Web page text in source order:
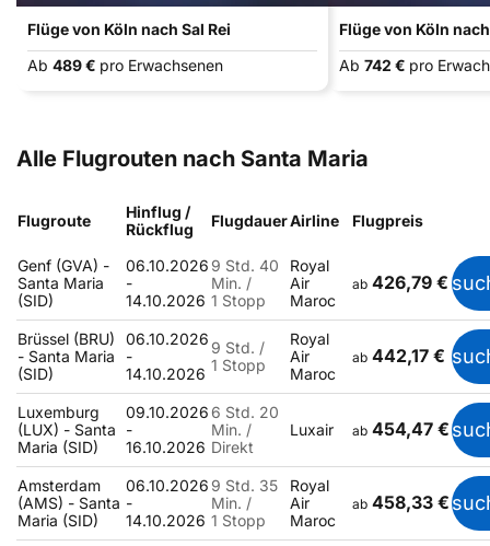
Flüge von Köln nach Sal Rei
Ab 489 € pro Erwachsenen
Flüge von Köln
Ab 742 € pro
Alle Flugrouten nach Santa Maria
Flugroute
Hinflug /
Rückflug
FlugdauerAirline Flugpreis
Genf (GVA) -
Santa Maria
(SID)
06.10.2026
-
14.10.2026
9 Std. 40
Min. /
1 Stopp
Royal
Air
Maroc
ab 426,79 €
Brüssel (BRU)
- Santa Maria
(SID)
06.10.2026
-
14.10.2026
9 Std. /
1 Stopp
Royal
Air
Maroc
ab 442,17 €
Luxemburg
(LUX) - Santa
Maria (SID)
09.10.2026
-
16.10.2026
6 Std. 20
Min. /
Direkt
Luxair ab 454,47 €
Amsterdam
(AMS) - Santa
Maria (SID)
06.10.2026
-
14.10.2026
9 Std. 35
Min. /
1 Stopp
Royal
Air
Maroc
ab 458,33 €